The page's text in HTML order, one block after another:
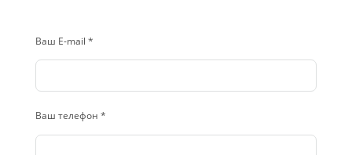
Ваш E-mail *
Ваш телефон *